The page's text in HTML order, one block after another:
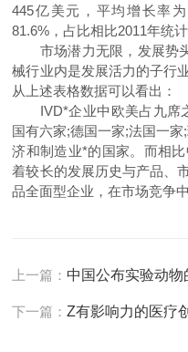
445亿美元，平均增长率
81.6%，占比相比2011年统
市场潜力无限，发展势头
械行业内是发展活力的子行
从上述表格数据可以看出：
IVD*企业中欧美占九席
国有六家;德国一家;法国一
济和制造业*的国家。而相
着较长的发展历史与产品、
品全面型企业，在市场竞争
上一篇： 中国公布实验动物
下一篇：Z有影响力的医疗